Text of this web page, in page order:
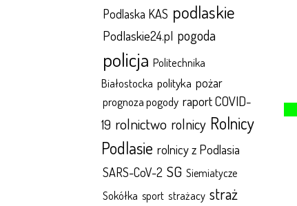
Podlaska KAS podlaskie
Podlaskie24.pl pogoda
policja Politechnika
Białostocka polityka pożar
prognoza pogody raport COVID-
19 rolnictwo rolnicy Rolnicy
Podlasie rolnicy z Podlasia
SARS-CoV-2 SG Siemiatycze
Sokółka sport strażacy straż